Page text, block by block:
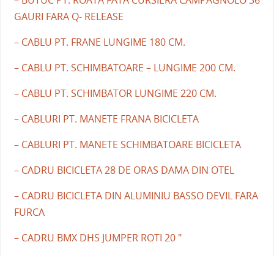
GAURI FARA Q- RELEASE
– CABLU PT. FRANE LUNGIME 180 CM.
– CABLU PT. SCHIMBATOARE – LUNGIME 200 CM.
– CABLU PT. SCHIMBATOR LUNGIME 220 CM.
– CABLURI PT. MANETE FRANA BICICLETA
– CABLURI PT. MANETE SCHIMBATOARE BICICLETA
– CADRU BICICLETA 28 DE ORAS DAMA DIN OTEL
– CADRU BICICLETA DIN ALUMINIU BASSO DEVIL FARA
FURCA
– CADRU BMX DHS JUMPER ROTI 20 "